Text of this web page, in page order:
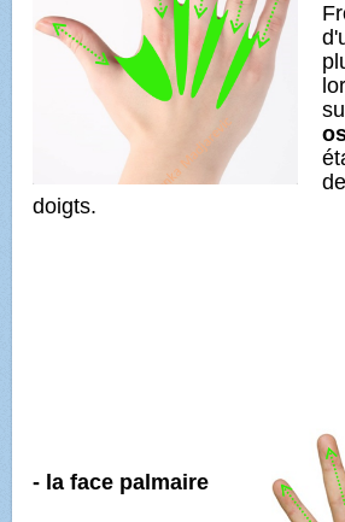
doigts.
- la face palmaire